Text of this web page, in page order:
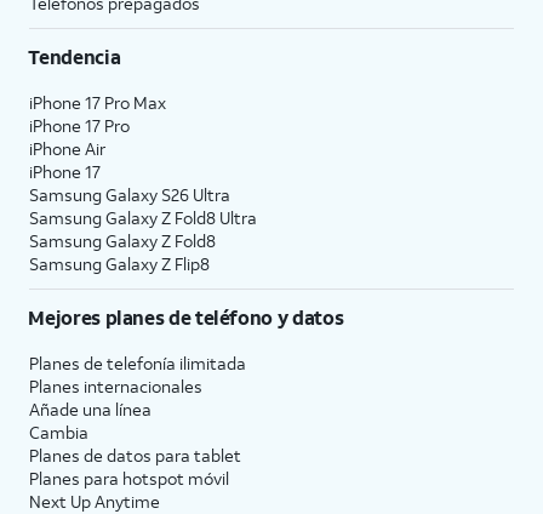
Tendencia
iPhone 17 Pro Max
iPhone 17 Pro
iPhone Air
iPhone 17
Samsung Galaxy S26 Ultra
Samsung Galaxy Z Fold8 Ultra
Samsung Galaxy Z Fold8
Samsung Galaxy Z Flip8
Mejores planes de teléfono y datos
Planes de telefonía ilimitada
Planes internacionales
Añade una línea
Cambia
Planes de datos para tablet
Planes para hotspot móvil
Next Up Anytime